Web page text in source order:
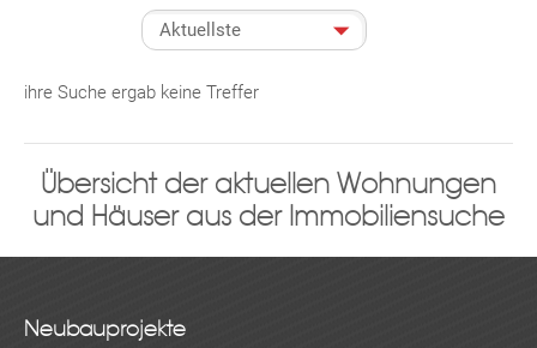
ihre Suche ergab keine Treffer
Übersicht der aktuellen Wohnungen
und Häuser aus der Immobiliensuche
Neubauprojekte